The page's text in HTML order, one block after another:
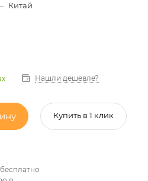
Китай
Нашли дешевле?
Купить в 1 клик